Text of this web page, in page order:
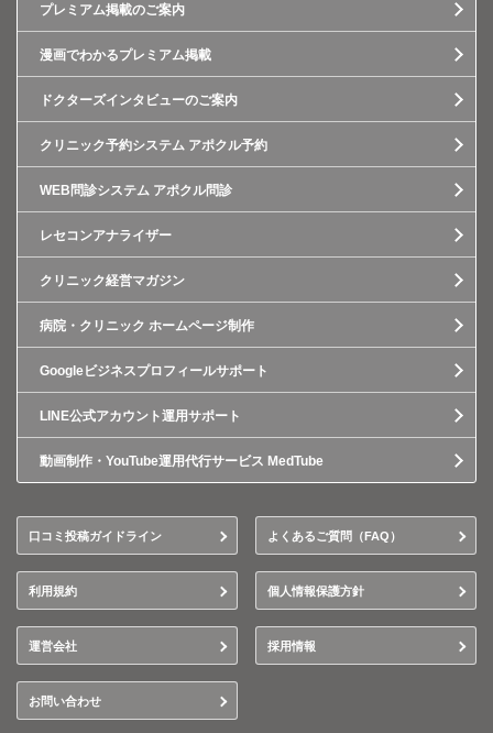
プレミアム掲載のご案内
漫画でわかるプレミアム掲載
ドクターズインタビューのご案内
クリニック予約システム アポクル予約
WEB問診システム アポクル問診
レセコンアナライザー
クリニック経営マガジン
病院・クリニック ホームページ制作
Googleビジネスプロフィールサポート
LINE公式アカウント運用サポート
動画制作・YouTube運用代行サービス MedTube
口コミ投稿ガイドライン よくあるご質問（FAQ）
利用規約 個人情報保護方針
運営会社 採用情報
お問い合わせ